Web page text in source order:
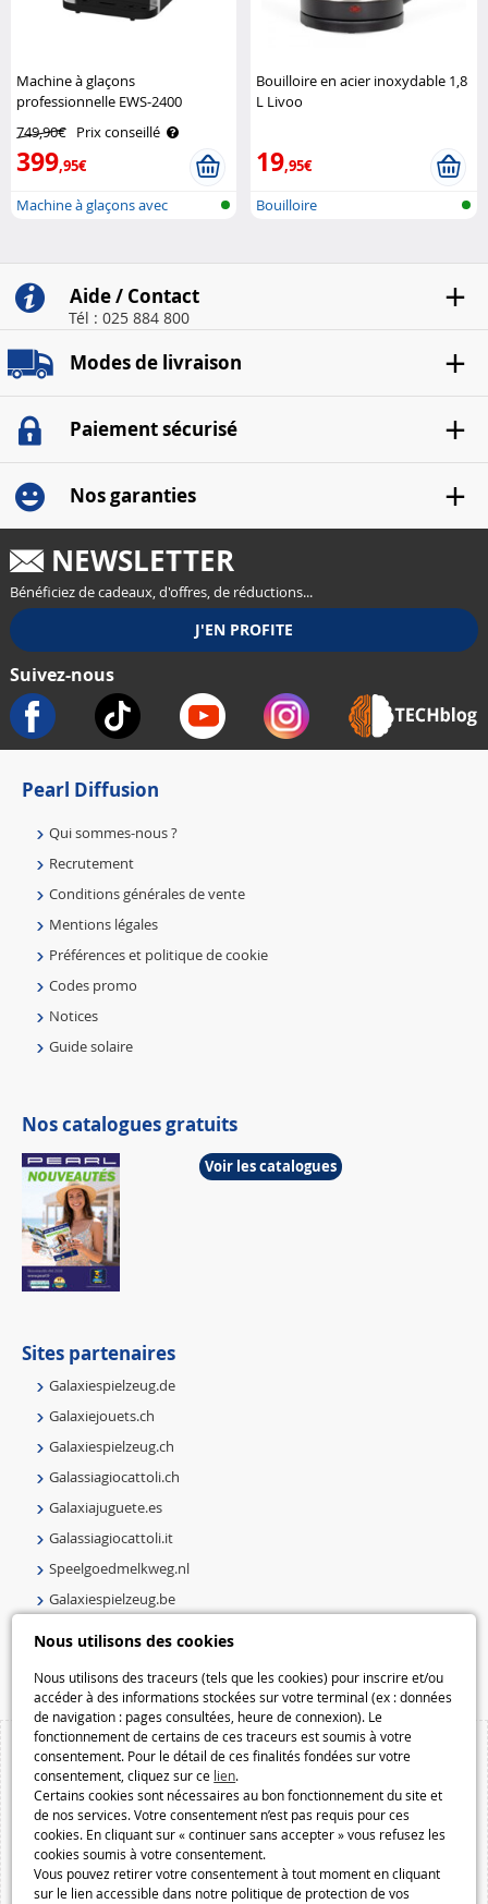
Nous utilisons des cookies
Nous utilisons des traceurs (tels que les cookies) pour inscrire et/ou
accéder à des informations stockées sur votre terminal (ex : données
de navigation : pages consultées, heure de connexion). Le
fonctionnement de certains de ces traceurs est soumis à votre
consentement. Pour le détail de ces finalités fondées sur votre
consentement, cliquez sur ce lien.
Certains cookies sont nécessaires au bon fonctionnement du site et
de nos services. Votre consentement n’est pas requis pour ces
cookies. En cliquant sur « continuer sans accepter » vous refusez les
cookies soumis à votre consentement.
Vous pouvez retirer votre consentement à tout moment en cliquant
sur le lien accessible dans notre politique de protection de vos
Machine à glaçons
professionnelle EWS-2400
749,90€ Prix conseillé
399,95€
Machine à glaçons avec
Bouilloire en acier inoxydable 1,8
L Livoo
19,95€
Bouilloire
Aide / Contact
Tél : 025 884 800
Modes de livraison
Paiement sécurisé
Nos garanties
NEWSLETTER
Bénéficiez de cadeaux, d'offres, de réductions...
Suivez-nous
Pearl Diffusion
Qui sommes-nous ?
Recrutement
Conditions générales de vente
Mentions légales
Préférences et politique de cookie
Codes promo
Notices
Guide solaire
Nos catalogues gratuits
Voir les catalogues
Sites partenaires
Galaxiespielzeug.de
Galaxiejouets.ch
Galaxiespielzeug.ch
Galassiagiocattoli.ch
Galaxiajuguete.es
Galassiagiocattoli.it
Speelgoedmelkweg.nl
Galaxiespielzeug.be